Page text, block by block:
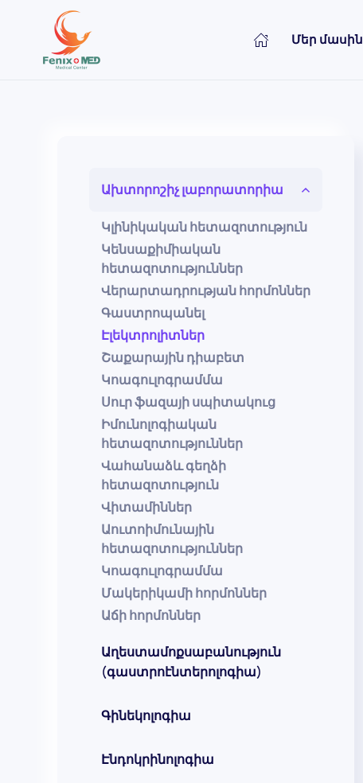
Skip to main content Մեր մասին
Ախտորոշիչ լաբորատորիա
Կլինիկական հետազոտություն
Կենսաքիմիական
հետազոտություններ
Վերարտադրության հորմոններ
Գաստրոպանել
Էլեկտրոլիտներ
Շաքարային դիաբետ
Կոագուլոգրամմա
Սուր ֆազայի սպիտակուց
Իմունոլոգիական
հետազոտություններ
Վահանաձև գեղձի
հետազոտություն
Վիտամիններ
Աուտոիմունային
հետազոտություններ
Կոագուլոգրամմա
Մակերիկամի հորմոններ
Աճի հորմոններ
Աղեստամոքսաբանություն
(գաստրոէնտերոլոգիա)
Գինեկոլոգիա
Էնդոկրինոլոգիա